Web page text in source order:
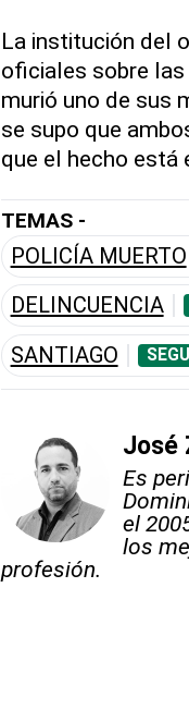
La institución del
oficiales sobre
murió uno de sus
se supo que
que el hecho está
TEMAS -
POLICÍA MUERTO
DELINCUENCIA
SANTIAGO
José
Es
el
los
profesión.